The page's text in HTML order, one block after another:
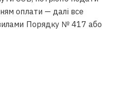
оплати — далі все
Порядку № 417 або